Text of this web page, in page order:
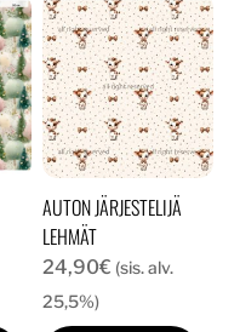
AUTON JÄRJESTELIJÄ
LEHMÄT
24,90€ (sis. alv.
25,5%)